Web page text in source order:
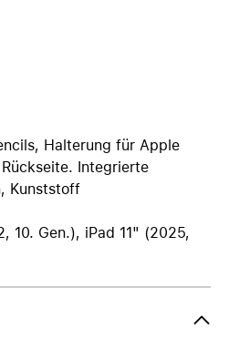
Halterung für Apple
Integrierte
Kunststoff
10. Gen.), iPad 11" (2025,